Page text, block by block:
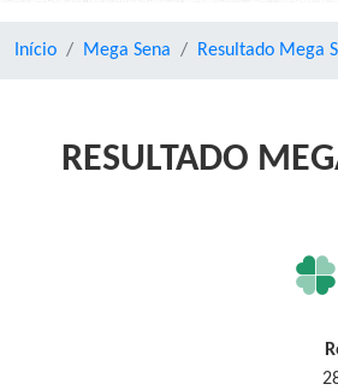
Início Mega Sena Resultado Mega
RESULTADO